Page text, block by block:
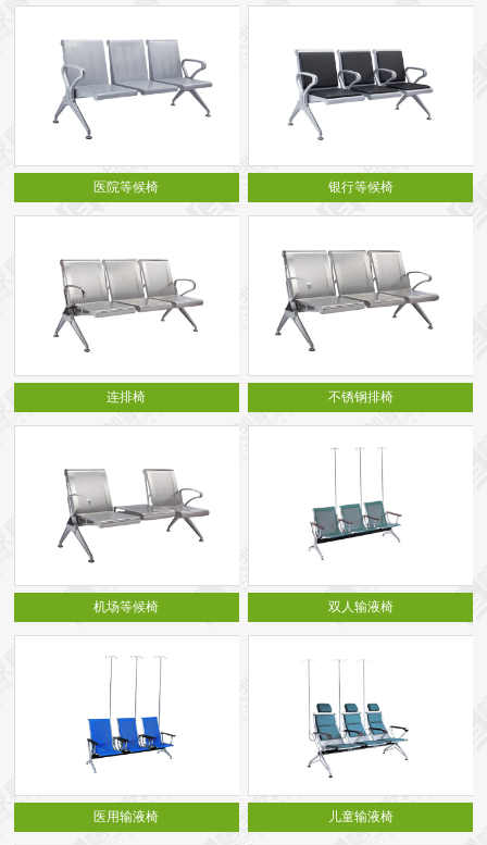
医院等候椅 银行等候椅
连排椅 不锈钢排椅
机场等候椅 双人输液椅
医用输液椅 儿童输液椅